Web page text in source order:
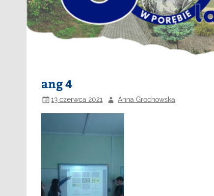
ang 4
13 czerwca 2021 Anna Grochowska